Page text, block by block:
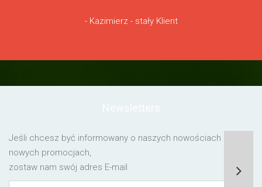
- Kazimierz - stały Klient
Jeśli chcesz być informowany o naszych nowościach lub o
nowych promocjach,
zostaw nam swój adres E-mail